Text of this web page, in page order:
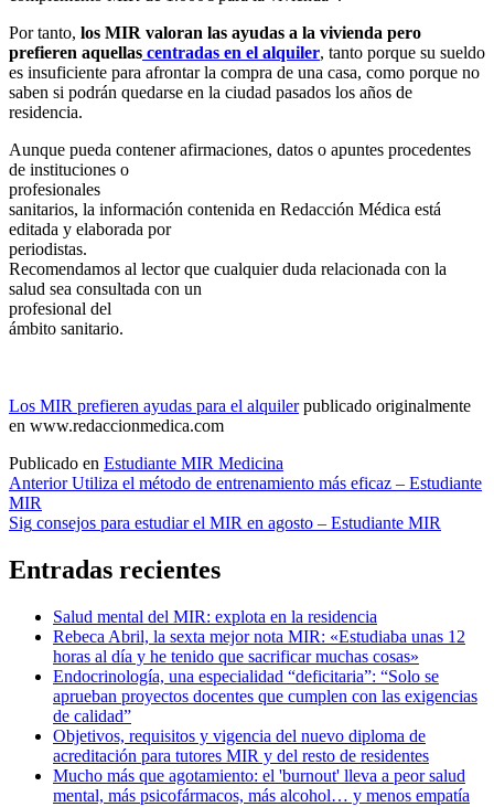
Por tanto, los MIR valoran las ayudas a la vivienda pero
prefieren aquellas centradas en el alquiler, tanto porque su sueldo
es insuficiente para afrontar la compra de una casa, como porque no
saben si podrán quedarse en la ciudad pasados los años de
residencia.
Aunque pueda contener afirmaciones, datos o apuntes procedentes
de instituciones o
profesionales
sanitarios, la información contenida en Redacción Médica está
editada y elaborada por
periodistas.
Recomendamos al lector que cualquier duda relacionada con la
salud sea consultada con un
profesional del
ámbito sanitario.
Los MIR prefieren ayudas para el alquilerpublicado originalmente
en www.redaccionmedica.com
Publicado en Estudiante MIR Medicina
Navegación
de
Anterior Utiliza el método de entrenamiento más eficaz – Estudiante
MIR
Sig consejos para estudiar el MIR en agosto – Estudiante MIR
Entradas recientes
Salud mental del MIR: explota en la residencia
Rebeca Abril, la sexta mejor nota MIR: «Estudiaba unas 12
horas al día y he tenido que sacrificar muchas cosas»
Endocrinología, una especialidad “deficitaria”: “Solo se
aprueban proyectos docentes que cumplen con las exigencias
de calidad”
Objetivos, requisitos y vigencia del nuevo diploma de
acreditación para tutores MIR y del resto de residentes
Mucho más que agotamiento: el 'burnout' lleva a peor salud
mental, más psicofármacos, más alcohol… y menos empatía